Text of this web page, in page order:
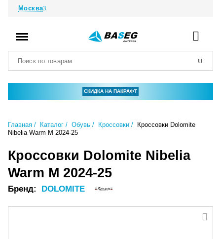
Москва
СКИДКА НА ПАКРАФТ
Главная Каталог Обувь Кроссовки
Кроссовки Dolomite
Nibelia Warm M 2024-25
Кроссовки Dolomite Nibelia
Warm M 2024-25
Бренд: DOLOMITE